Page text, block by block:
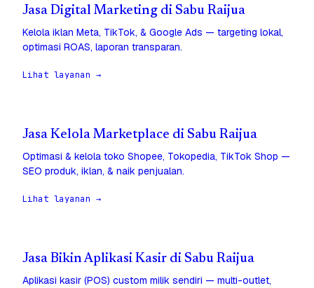
Jasa Digital Marketing di Sabu Raijua
Kelola iklan Meta, TikTok, & Google Ads — targeting lokal,
optimasi ROAS, laporan transparan.
Lihat layanan →
Jasa Kelola Marketplace di Sabu Raijua
Optimasi & kelola toko Shopee, Tokopedia, TikTok Shop —
SEO produk, iklan, & naik penjualan.
Lihat layanan →
Jasa Bikin Aplikasi Kasir di Sabu Raijua
Aplikasi kasir (POS) custom milik sendiri — multi-outlet,